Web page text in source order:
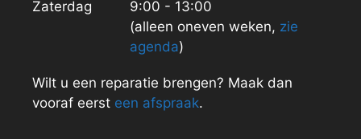
Zaterdag
9:00 - 13:00
(alleen oneven weken, zie
agenda)
Wilt u een reparatie brengen? Maak dan
vooraf eerst een afspraak.